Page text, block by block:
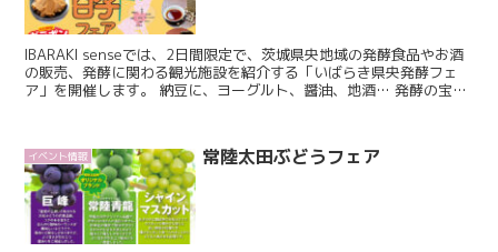
IBARAKI senseでは、2日間限定で、茨城県央地域の発酵食品やお酒
の販売、発酵に関わる観光施設を紹介する「いばらき県央発酵フェ
ア」を開催します。 納豆に、ヨーグルト、醤油、地酒… 発酵の宝
イベント情報 常陸太田ぶどうフェア